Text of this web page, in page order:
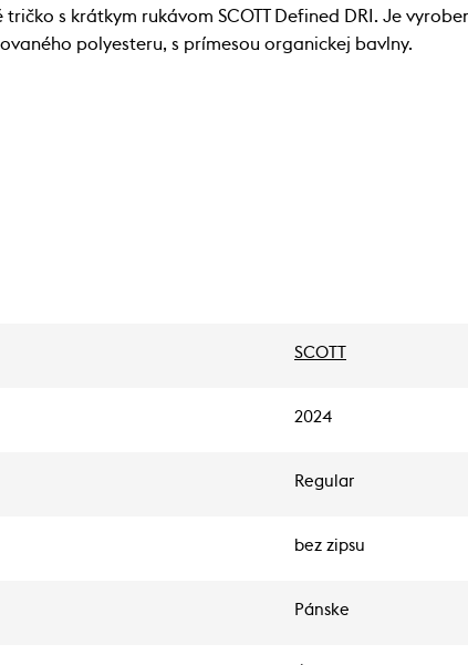
s krátkym rukávom SCOTT Defined DRI. Je
polyesteru, s prímesou organickej bavlny.
SCOTT
2024
Regular
bez zipsu
Pánske